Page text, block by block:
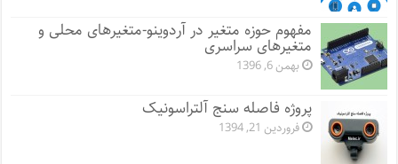
مفهوم حوزه متغیر در آردوینو-متغیرهای محلی و
متغیرهای سراسری
بهمن 6, 1396
پروژه فاصله سنج آلتراسونیک
فروردین 21, 1394